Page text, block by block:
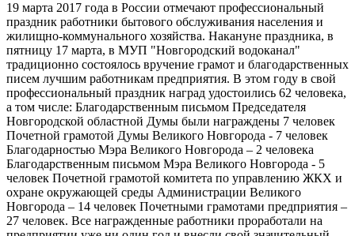
19 марта 2017 года в России отмечают профессиональный
праздник работники бытового обслуживания населения и
жилищно-коммунального хозяйства. Накануне праздника, в
пятницу 17 марта, в МУП "Новгородский водоканал"
традиционно состоялось вручение грамот и благодарственных
писем лучшим работникам предприятия. В этом году в свой
профессиональный праздник наград удостоились 62 человека,
а том числе: Благодарственным письмом Председателя
Новгородской областной Думы были награждены 7 человек
Почетной грамотой Думы Великого Новгорода - 7 человек
Благодарностью Мэра Великого Новгорода – 2 человека
Благодарственным письмом Мэра Великого Новгорода - 5
человек Почетной грамотой комитета по управлению ЖКХ и
охране окружающей среды Администрации Великого
Новгорода – 14 человек Почетными грамотами предприятия –
27 человек. Все награжденные работники проработали на